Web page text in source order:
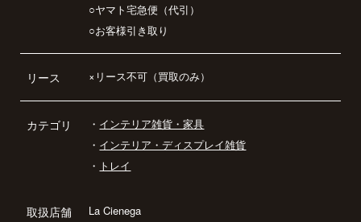
○ヤマト宅急便（代引）
○お客様引き取り
リース ×リース不可（買取のみ）
カテゴリ ・ インテリア雑貨・家具
・ インテリア・ディスプレイ雑貨
・ トレイ
取扱店舗
La Cienega